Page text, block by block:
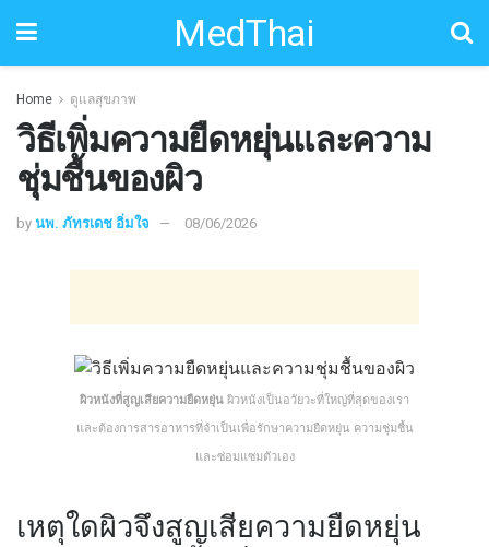
MedThai
Home ดูแลสุขภาพ
วิธีเพิ่มความยืดหยุ่นและความ
ชุ่มชื้นของผิว
by นพ. ภัทรเดช อิ่มใจ 08/06/2026
ผิวหนังที่สูญเสียความยืดหยุ่น ผิวหนังเป็นอวัยวะที่ใหญ่ที่สุดของเรา
และต้องการสารอาหารที่จำเป็นเพื่อรักษาความยืดหยุ่น ความชุ่มชื้น
และซ่อมแซมตัวเอง
เหตุใดผิวจึงสูญเสียความยืดหยุ่น